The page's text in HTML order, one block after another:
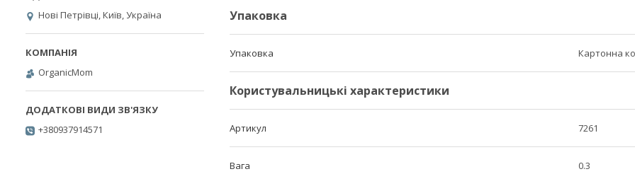
Упаковка
Упаковка Картонна
Користувальницькі характеристики
Артикул 7261
Вага 0.3
Нові Петрівці, Київ, Україна
OrganicMom
+380937914571